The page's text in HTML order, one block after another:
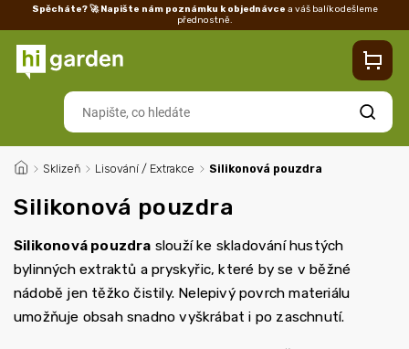
Spěcháte? 🚀 Napište nám poznámku k objednávce a váš balík odešleme
přednostně.
Vrácení/reklamace
Hledat
/ Sklizeň / Lisování / Extrakce / Silikonová pouzdra
Silikonová pouzdra
Silikonová pouzdra slouží ke skladování hustých
bylinných extraktů a pryskyřic, které by se v běžné
nádobě jen těžko čistily. Nelepivý povrch materiálu
umožňuje obsah snadno vyškrábat i po zaschnutí.